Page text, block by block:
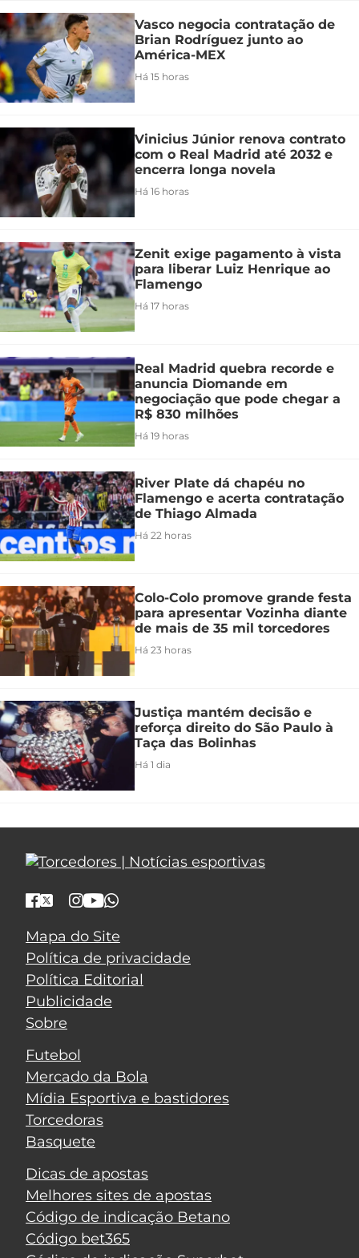
Vasco negocia contratação de
Brian Rodríguez junto ao
América-MEX
Há 15 horas
Vinicius Júnior renova contrato
com o Real Madrid até 2032 e
encerra longa novela
Há 16 horas
Zenit exige pagamento à vista
para liberar Luiz Henrique ao
Flamengo
Há 17 horas
Real Madrid quebra recorde e
anuncia Diomande em
negociação que pode chegar a
R$ 830 milhões
Há 19 horas
River Plate dá chapéu no
Flamengo e acerta contratação
de Thiago Almada
Há 22 horas
Colo-Colo promove grande festa
para apresentar Vozinha diante
de mais de 35 mil torcedores
Há 23 horas
Justiça mantém decisão e
reforça direito do São Paulo à
Taça das Bolinhas
Há 1 dia
Mapa do Site
Política de privacidade
Política Editorial
Publicidade
Sobre
Futebol
Mercado da Bola
Mídia Esportiva e bastidores
Torcedoras
Basquete
Dicas de apostas
Melhores sites de apostas
Código de indicação Betano
Código bet365